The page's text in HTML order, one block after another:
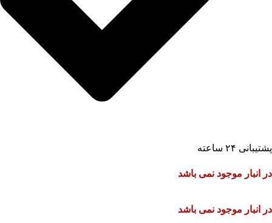
پشتیبانی ۲۴ ساعته
در انبار موجود نمی باشد
در انبار موجود نمی باشد